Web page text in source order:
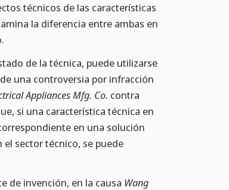
técnicos de las características
la diferencia entre ambas en
de la técnica, puede utilizarse
una controversia por infracción
Appliances Mfg. Co. contra
si una característica técnica en
en una solución
sector técnico, se puede
de invención, en la causa Wang